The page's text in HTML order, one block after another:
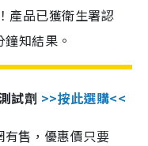
產品已獲衛生署認
知結果。
試劑 >>按此選購<<
售，優惠價只要